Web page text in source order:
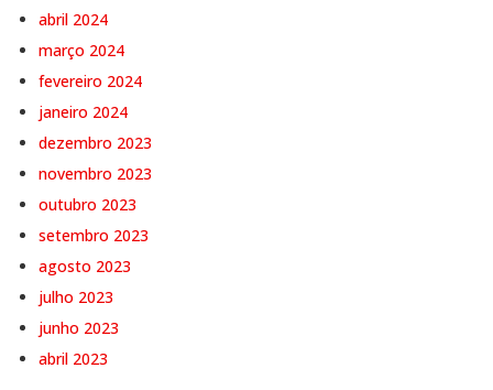
abril 2024
março 2024
fevereiro 2024
janeiro 2024
dezembro 2023
novembro 2023
outubro 2023
setembro 2023
agosto 2023
julho 2023
junho 2023
abril 2023